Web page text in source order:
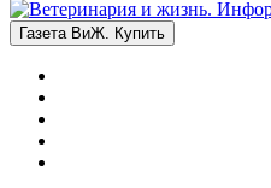
Газета ВиЖ. Купить